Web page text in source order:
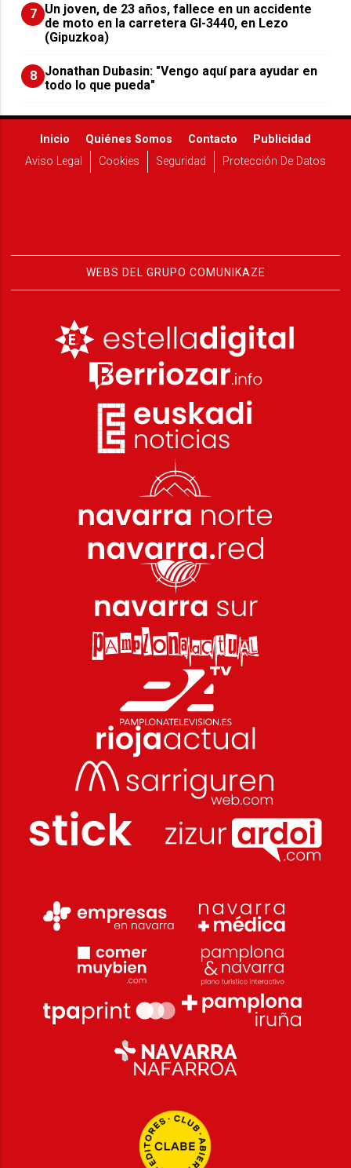
7 Un joven, de 23 años, fallece en un accidente
de moto en la carretera GI-3440, en Lezo
(Gipuzkoa)
8 Jonathan Dubasin: "Vengo aquí para ayudar en
todo lo que pueda"
Inicio Quiénes Somos Contacto
Publicidad
Aviso Legal
Cookies Seguridad Protección De Datos
WEBS DEL GRUPO COMUNIKAZE